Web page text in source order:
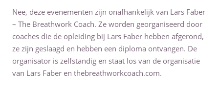
Nee, deze evenementen zijn onafhankelijk van Lars Faber
– The Breathwork Coach. Ze worden georganiseerd door
coaches die de opleiding bij Lars Faber hebben afgerond,
ze zijn geslaagd en hebben een diploma ontvangen. De
organisator is zelfstandig en staat los van de organisatie
van Lars Faber en thebreathworkcoach.com.